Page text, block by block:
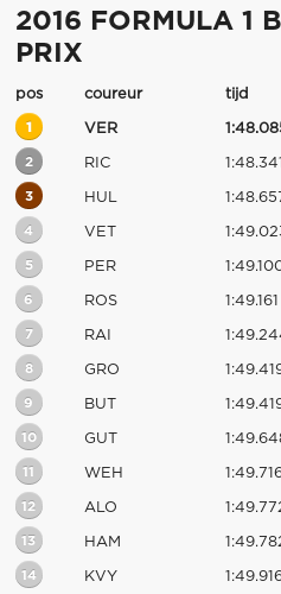
2016 FORMULA 1
PRIX
pos coureur tijd
1 VER
2 RIC 1:48.341
3 HUL
4 VET
5 PER
6 ROS 1:49.161
7 RAI
8 GRO
9 BUT
10 GUT
11 WEH
12 ALO
13 HAM
14 KVY